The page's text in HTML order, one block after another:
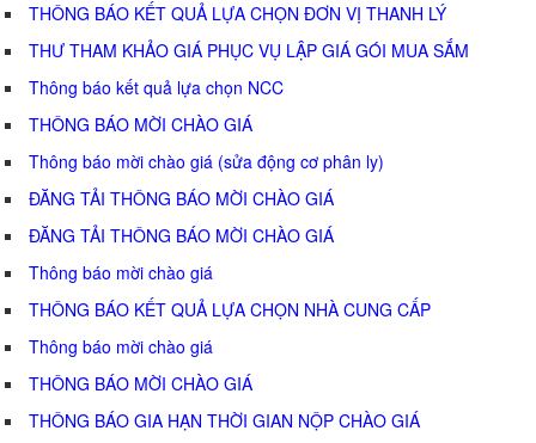
THÔNG BÁO KẾT QUẢ LỰA CHỌN ĐƠN VỊ THANH LÝ
THƯ THAM KHẢO GIÁ PHỤC VỤ LẬP GIÁ GÓI MUA SẮM
Thông báo kết quả lựa chọn NCC
THÔNG BÁO MỜI CHÀO GIÁ
Thông báo mời chào giá (sửa động cơ phân ly)
ĐĂNG TẢI THÔNG BÁO MỜI CHÀO GIÁ
ĐĂNG TẢI THÔNG BÁO MỜI CHÀO GIÁ
Thông báo mời chào giá
THÔNG BÁO KẾT QUẢ LỰA CHỌN NHÀ CUNG CẤP
Thông báo mời chào giá
THÔNG BÁO MỜI CHÀO GIÁ
THÔNG BÁO GIA HẠN THỜI GIAN NỘP CHÀO GIÁ